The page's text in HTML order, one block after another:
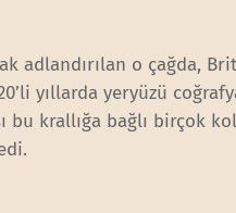
adlandırılan o çağda,
yıllarda yeryüzü
bu krallığa bağlı birçok